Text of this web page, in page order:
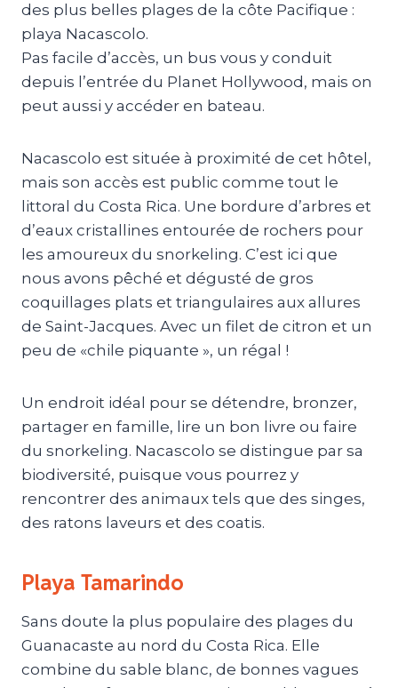
des plus belles plages de la côte Pacifique :
playa Nacascolo.
Pas facile d’accès, un bus vous y conduit
depuis l’entrée du Planet Hollywood, mais on
peut aussi y accéder en bateau.
Nacascolo est située à proximité de cet hôtel,
mais son accès est public comme tout le
littoral du Costa Rica. Une bordure d’arbres et
d’eaux cristallines entourée de rochers pour
les amoureux du snorkeling. C’est ici que
nous avons pêché et dégusté de gros
coquillages plats et triangulaires aux allures
de Saint-Jacques. Avec un filet de citron et un
peu de «chile piquante », un régal !
Un endroit idéal pour se détendre, bronzer,
partager en famille, lire un bon livre ou faire
du snorkeling. Nacascolo se distingue par sa
biodiversité, puisque vous pourrez y
rencontrer des animaux tels que des singes,
des ratons laveurs et des coatis.
Playa Tamarindo
Sans doute la plus populaire des plages du
Guanacaste au nord du Costa Rica. Elle
combine du sable blanc, de bonnes vagues